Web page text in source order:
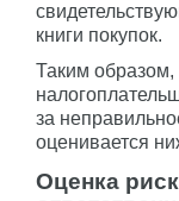
книги покупок.
Таким образом,
за
оценивается
Оценка